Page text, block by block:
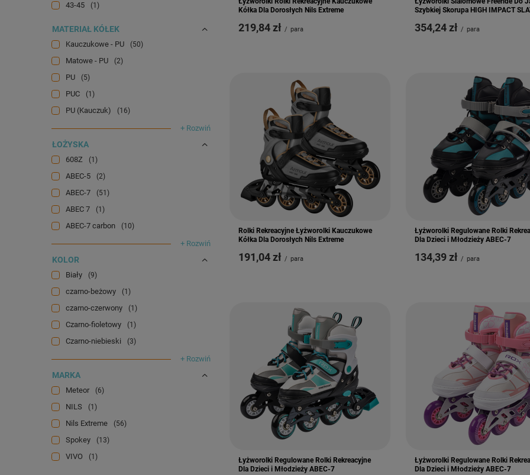
43-45
1
MATERIAŁ KÓŁEK
Kauczukowe - PU 50
Matowe - PU 2
PU 5
PUC 1
PU (Kauczuk) 16
+ Rozwiń
ŁOŻYSKA
608Z 1
ABEC-5 2
ABEC-7 51
ABEC 7 1
ABEC-7 carbon 10
+ Rozwiń
KOLOR
Biały 9
czarno-beżowy 1
czarno-czerwony 1
Czarno-fioletowy 1
Czarno-niebieski 3
+ Rozwiń
MARKA
Meteor 6
NILS 1
Nils Extreme 56
Spokey 13
VIVO 1
Kółka Dla Dorosłych Nils Extreme
219,84 zł / para
Szybkiej Skorupa HIGH IMPACT
354,24 zł / para
Rolki Rekreacyjne Łyżworolki Kauczukowe
Kółka Dla Dorosłych Nils Extreme
191,04 zł / para
Łyżworolki Regulowane Rolki
Dla Dzieci i Młodzieży ABEC-7
134,39 zł / para
Łyżworolki Regulowane Rolki Rekreacyjne
Dla Dzieci i Młodzieży ABEC-7
Łyżworolki Regulowane Rolki
Dla Dzieci i Młodzieży ABEC-7